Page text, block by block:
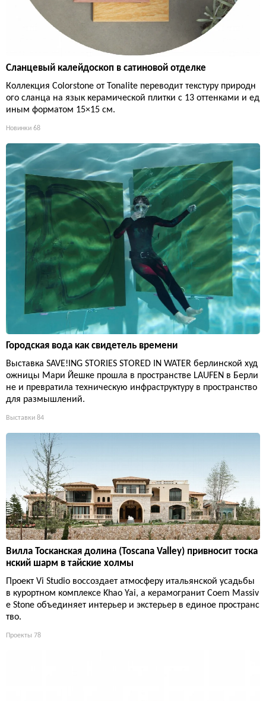
Сланцевый калейдоскоп в сатиновой отделке
Коллекция Colorstone от Tonalite переводит текстуру природн
ого сланца на язык керамической плитки с 13 оттенками и ед
иным форматом 15×15 см.
Новинки 68
Городская вода как свидетель времени
Выставка SAVE!ING STORIES STORED IN WATER берлинской худ
ожницы Мари Йешке прошла в пространстве LAUFEN в Берли
не и превратила техническую инфраструктуру в пространство
для размышлений.
Выставки 84
Вилла Тосканская долина (Toscana Valley) привносит тоска
нский шарм в тайские холмы
Проект Vi Studio воссоздает атмосферу итальянской усадьбы
в курортном комплексе Khao Yai, а керамогранит Coem Massiv
e Stone объединяет интерьер и экстерьер в единое пространс
тво.
Проекты 78